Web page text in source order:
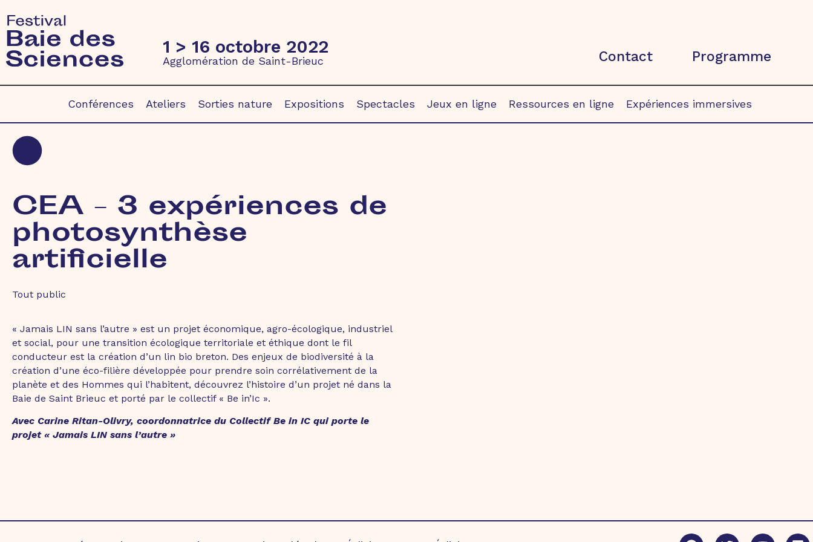
1 > 16 octobre 2022
Agglomération de Saint-Brieuc Contact Programme
Conférences Ateliers Sorties nature Expositions Spectacles Jeux en ligne Ressources en ligne Expériences immersives
CEA – 3 expériences de
photosynthèse
artificielle
Tout public
« Jamais LIN sans l’autre » est un projet économique, agro-écologique, industriel
et social, pour une transition écologique territoriale et éthique dont le fil
conducteur est la création d’un lin bio breton. Des enjeux de biodiversité à la
création d’une éco-filière développée pour prendre soin corrélativement de la
planète et des Hommes qui l’habitent, découvrez l’histoire d’un projet né dans la
Baie de Saint Brieuc et porté par le collectif « Be in’Ic ».
Avec Carine Ritan-Olivry, coordonnatrice du Collectif Be in IC qui porte le
projet « Jamais LIN sans l’autre »